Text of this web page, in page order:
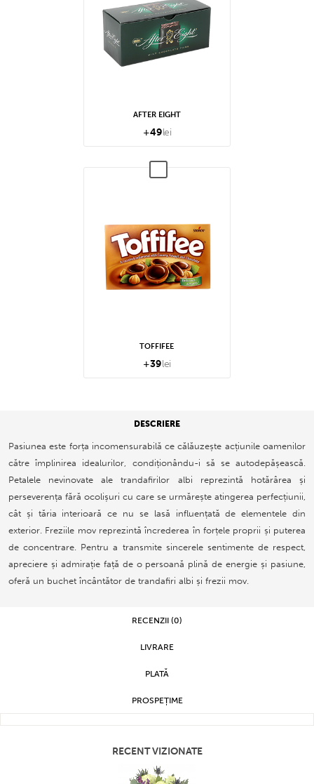
AFTER EIGHT
+49lei
TOFFIFEE
+39lei
DESCRIERE
Pasiunea este forța incomensurabilă ce călăuzește acțiunile oamenilor
către împlinirea idealurilor, condiționându-i să se autodepășească.
Petalele nevinovate ale trandafirilor albi reprezintă hotărârea și
perseverența fără ocolișuri cu care se urmărește atingerea perfecțiunii,
cât și tăria interioară ce nu se lasă influențată de elementele din
exterior. Freziile mov reprezintă încrederea în forțele proprii și puterea
de concentrare. Pentru a transmite sincerele sentimente de respect,
apreciere și admirație față de o persoană plină de energie și pasiune,
oferă un buchet încântător de trandafiri albi și frezii mov.
RECENZII (0)
LIVRARE
PLATĂ
PROSPEȚIME
RECENT VIZIONATE